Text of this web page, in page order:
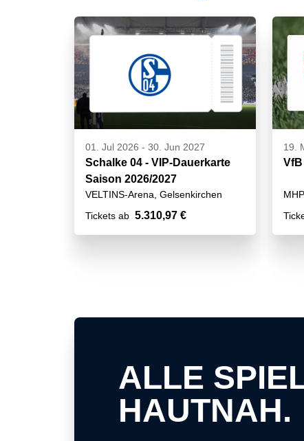
01. Jul 2026 - 30. Jun 2027
Schalke 04 - VIP-Dauerkarte
Saison 2026/2027
VELTINS-Arena, Gelsenkirchen
Tickets ab 5.310,97 €
19.
ALLE
HAUTNAH.